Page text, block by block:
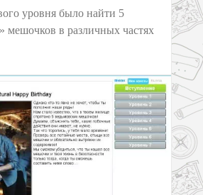
уровня было найти 5
мешочков в различных частях